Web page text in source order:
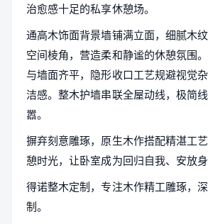
治愈感十足的私享休憩场。
通高木饰面背景墙铺满立面，细腻木
空间棱角，营造柔和静谧的休憩氛围
与墙面齐平，隐形收口工艺规避视觉
洁感。整木护墙串联全屋动线，极简
嚣。
摒弃刻意雕琢，原生木作搭配精湛工
憩时光，让卧室成为回归自我、安放身
得诺整木定制，专注木作精工雕琢，
制。